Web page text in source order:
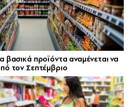
βασικά προϊόντα αναμένεται να
τον Σεπτέμβριο